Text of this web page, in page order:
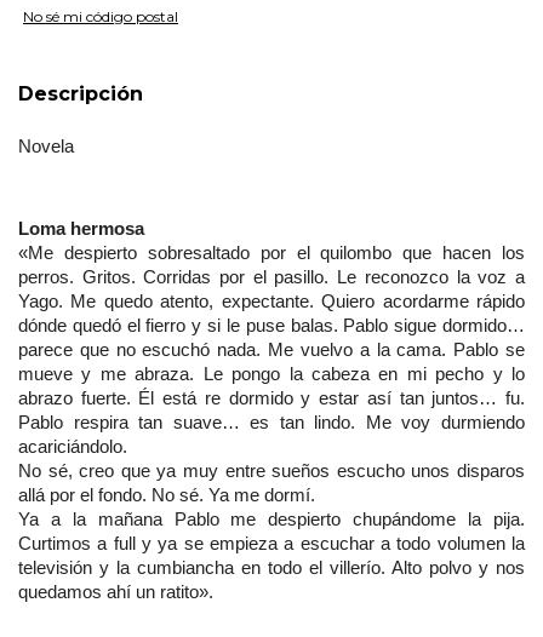
No sé mi código postal
Descripción
Novela
Loma hermosa
«Me despierto sobresaltado por el quilombo que hacen los
perros. Gritos. Corridas por el pasillo. Le reconozco la voz a
Yago. Me quedo atento, expectante. Quiero acordarme rápido
dónde quedó el fierro y si le puse balas. Pablo sigue dormido…
parece que no escuchó nada. Me vuelvo a la cama. Pablo se
mueve y me abraza. Le pongo la cabeza en mi pecho y lo
abrazo fuerte. Él está re dormido y estar así tan juntos… fu.
Pablo respira tan suave… es tan lindo. Me voy durmiendo
acariciándolo.
No sé, creo que ya muy entre sueños escucho unos disparos
allá por el fondo. No sé. Ya me dormí.
Ya a la mañana Pablo me despierto chupándome la pija.
Curtimos a full y ya se empieza a escuchar a todo volumen la
televisión y la cumbiancha en todo el villerío. Alto polvo y nos
quedamos ahí un ratito».